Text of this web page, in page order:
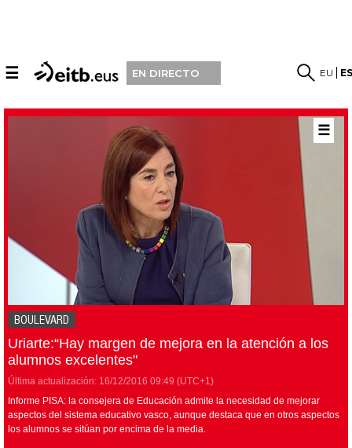
☰ EN DIRECTO EU
☰
BOULEVARD
Uriarte:“Hay margen de mejora en la atención a los
alumnos excelentes"
Última actualización: 16/12/2016 09:49 (UTC+1)
Informe PISA: la consejera de Educación admite la necesidad de mejorar
aspectos del sistema educativo vasco, aunque destaca que en otros aspectos
los alumnos se sitúan por encima de la media.